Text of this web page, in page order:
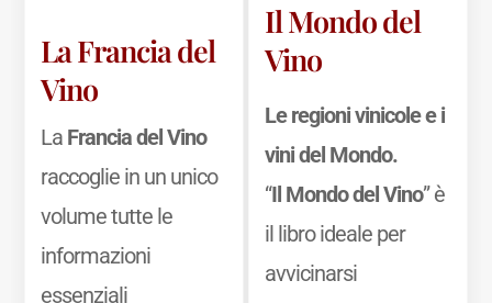
La Francia del
Vino
La Francia del Vino
raccoglie in un unico
volume tutte le
informazioni
essenziali
Il Mondo del
Vino
Le regioni vinicole e i
vini del Mondo.
“Il Mondo del Vino” è
il libro ideale per
avvicinarsi